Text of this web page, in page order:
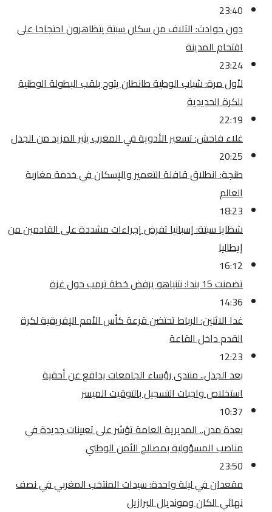
23:40
دون حوادث: الآلاف من سكان سبتة يتظاهرون احتجاجا على
اقتحام المدينة
23:24
لأول مرة: شباب الوطية طانطان يتوج بلقب البطولة الوطنية
للكرة الحديدية
22:19
غلاء فاحش: تسعير الأدوية في المغرب يثير المزيد من الجدل
20:25
طنجة: انطلاق قافلة التعمير والإسكان في خدمة مغاربة
العالم
18:23
شظايا سبتة: إسبانيا تفرض إجراءات مشددة على القادمين من
إيطاليا
16:12
تضمنت 15 بندا: نتنياهو يرفض خطة ترمب حول غزة
14:36
غدا الاثنين: الرباط تحتضن قرعة كأس الأمم الإفريقية لكرة
القدم داخل القاعة
12:23
بعد الجدل.. منتدى رؤساء الجامعات يدافع عن أحقية
استخلاص واجبات التسجيل بالتوقيت الميسر
10:37
بعدة مدن.. المديرية العامة تؤشر على تعيينات جديدة في
مناصب المسؤولية بمصالح الأمن الوطني
23:50
مقعدان في ليلة واحدة: سيدات المنتخب المغربي في نصف
نهائي الكان ومونديال البرازيل